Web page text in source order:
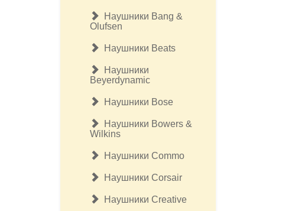
Наушники Bang &
Olufsen
Наушники Beats
Наушники
Beyerdynamic
Наушники Bose
Наушники Bowers &
Wilkins
Наушники Commo
Наушники Corsair
Наушники Creative